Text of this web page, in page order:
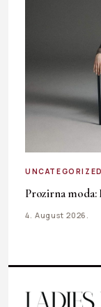
UNCATEGORIZED
Prozirna moda:
4. August 2026.